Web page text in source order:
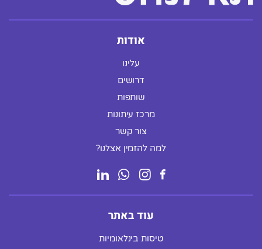
אודות
עלינו
דרושים
שותפות
מרכז עיתונות
צור קשר
למה להזמין אצלנו?
עוד באתר
טיסות בינלאומיות